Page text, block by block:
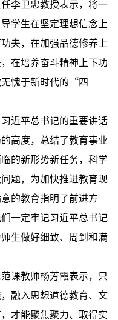
李卫忠教授表示，将一
学生在坚定理想信念上
夫，在加强品德修养上
在培养奋斗精神上下功
愧于新时代的“四
近平总书记的重要讲话
高度，总结了教育事业
的新形势新任务，科学
题，为加快推进教育现
的教育指明了前进方
一定牢记习近平总书记
生做好细致、周到和满
教师杨芳霞表示，只
融入思想道德教育、文
才能聚焦聚力、取得实